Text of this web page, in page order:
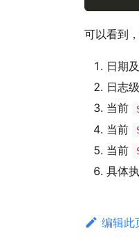
可以看到
日期
日志
当前
当前
当前
具体
编辑此